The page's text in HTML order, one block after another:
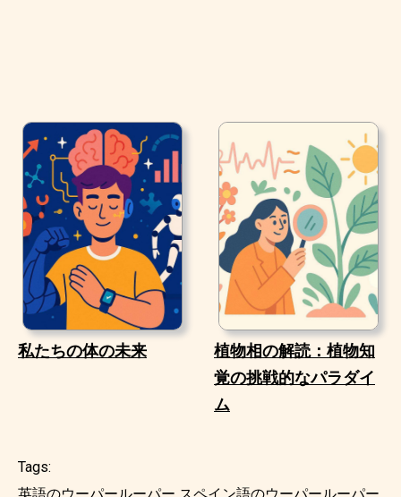
私たちの体の未来
植物相の解読：植物知
覚の挑戦的なパラダイ
ム
Tags: